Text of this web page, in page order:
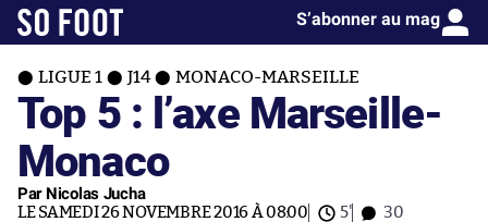
S’abonner au mag
LIGUE 1 J14 MONACO-MARSEILLE
Top 5 : l’axe Marseille-
Monaco
Par Nicolas Jucha
LE SAMEDI 26 NOVEMBRE 2016 À 08:00 5' 30